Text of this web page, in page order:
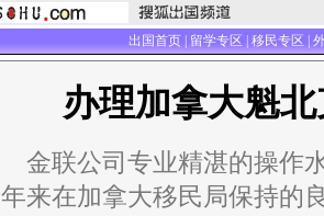
出国首页 留学专区 移民专区
办理加拿大魁
联公司专业精湛的操作水
来在加拿大移民局保持的